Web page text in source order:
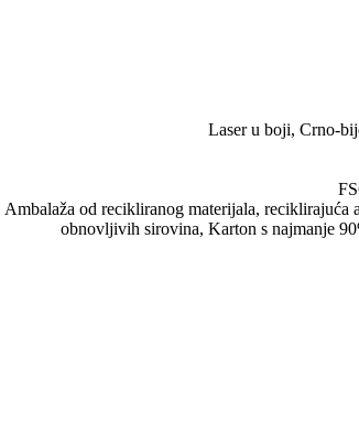
Laser u boji, Crno-
Ambalaža od recikliranog materijala, reciklirajuća
obnovljivih sirovina, Karton s najmanje